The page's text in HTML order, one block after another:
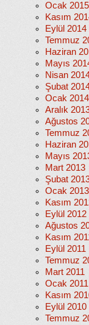
Ocak 2015
Kasım
Eylül 2014
Temmuz
Haziran
Mayıs
Nisan
Şubat
Ocak 2014
Aralık
Ağustos
Temmuz
Haziran
Mayıs
Mart 2013
Şubat
Ocak 2013
Kasım
Eylül 2012
Ağustos
Kasım
Eylül 2011
Temmuz
Mart 2011
Ocak 2011
Kasım
Eylül 2010
Temmuz